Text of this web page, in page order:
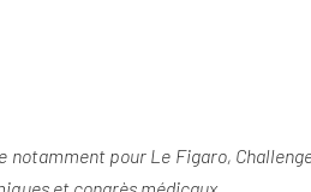
pour Le Figaro,